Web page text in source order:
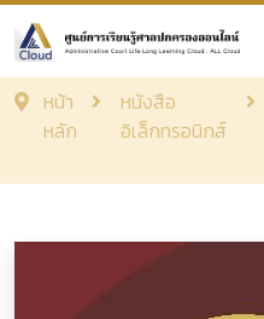
หน้า
หลัก
หนังสือ
อิเล็กทรอนิกส์